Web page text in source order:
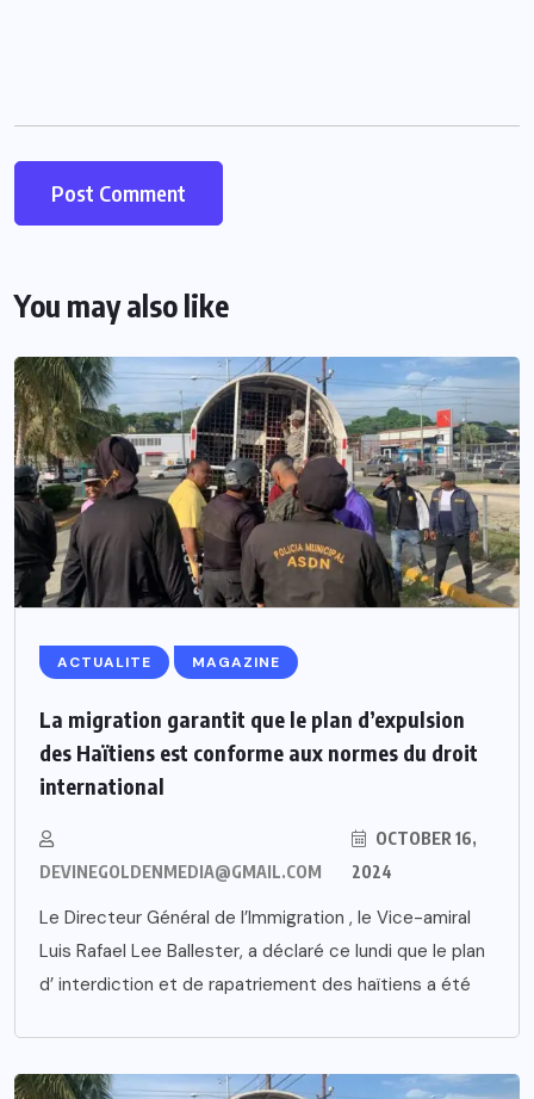
You may also like
ACTUALITE MAGAZINE
La migration garantit que le plan d’expulsion
des Haïtiens est conforme aux normes du droit
international
DEVINEGOLDENMEDIA@GMAIL.COM
OCTOBER 16,
2024
Le Directeur Général de l’Immigration , le Vice-amiral
Luis Rafael Lee Ballester, a déclaré ce lundi que le plan
d’ interdiction et de rapatriement des haïtiens a été